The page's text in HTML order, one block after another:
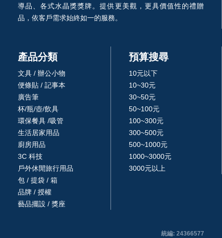
導品、各式水晶獎獎牌。提供更美觀，更具價值性的禮贈
品，依客戶需求始終如一的服務。
產品分類
文具 / 辦公小物
便條貼 / 記事本
廣告筆
杯/瓶/壺/飲具
環保餐具 /吸管
生活居家用品
廚房用品
3C 科技
戶外休閒旅行用品
包 / 提袋 / 箱
品牌 / 授權
藝品擺設 / 獎座
預算搜尋
10元以下
10~30元
30~50元
50~100元
100~300元
300~500元
500~1000元
1000~3000元
3000元以上
統編: 24366577